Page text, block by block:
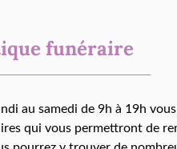
funéraire
au samedi de 9h à 19h
qui vous permettront de